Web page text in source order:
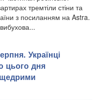
тремтіли стіни та
з посиланням на Astra.
Українці
цього дня